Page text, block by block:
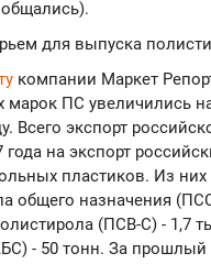
для выпуска
компании Маркет
марок ПС увеличились
Всего экспорт
года на экспорт
пластиков. Из них
общего назначения
(ПСВ-С) - 1,7
- 50 тонн. За